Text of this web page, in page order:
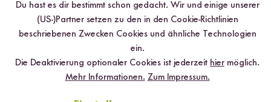
Jetzt zum Newsletter anmelden
Du hast es dir bestimmt schon gedacht. Wir und einige unserer
(US-)Partner setzen zu den in den Cookie-Richtlinien
beschriebenen Zwecken Cookies und ähnliche Technologien
ein.
Die Deaktivierung optionaler Cookies ist jederzeit hier möglich.
Mehr Informationen. Zum Impressum.